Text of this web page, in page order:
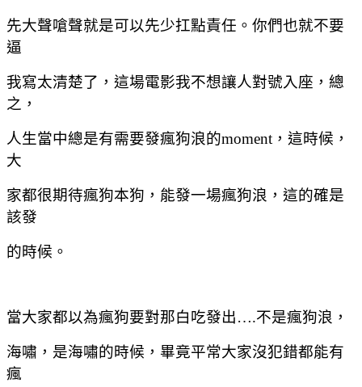
先大聲嗆聲就是可以先少扛點責任。你們也就不要
逼
我寫太清楚了，這場電影我不想讓人對號入座，總
之，
人生當中總是有需要發瘋狗浪的moment ，這時候，
大
家都很期待瘋狗本狗，能發一場瘋狗浪，這的確是
該發
的時候。
當大家都以為瘋狗要對那白吃發出….不是瘋狗浪，
海嘯，是海嘯的時候，畢竟平常大家沒犯錯都能有
瘋